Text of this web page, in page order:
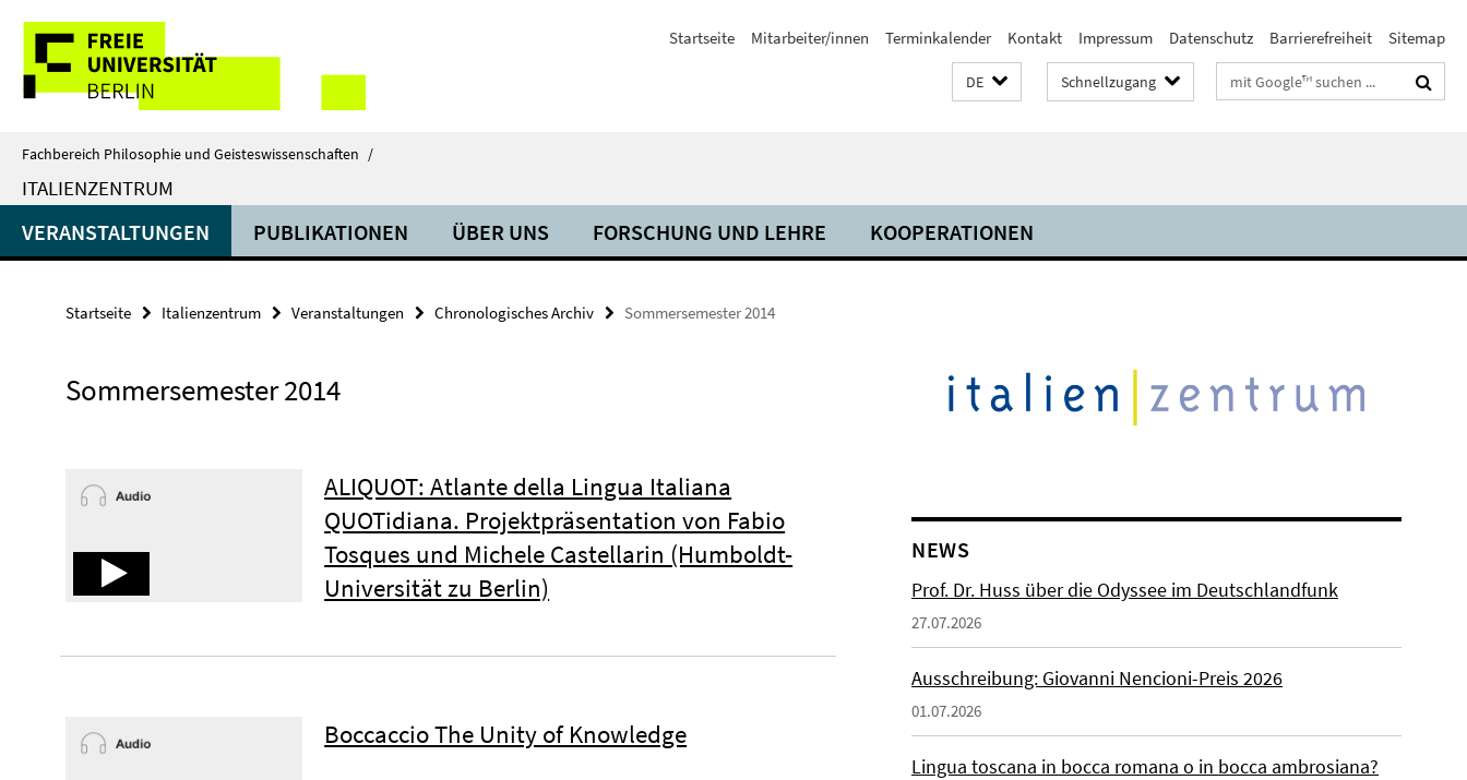
direkt
Inhalt
Service-
Navigation
Startseite Mitarbeiter/innen Terminkalender Kontakt Impressum Datenschutz Barrierefreiheit Sitemap
DE Schnellzugang Suchbegriffe
Fachbereich Philosophie und Geisteswissenschaften /
ITALIENZENTRUM
VERANSTALTUNGEN PUBLIKATIONEN ÜBER UNS FORSCHUNG UND LEHRE KOOPERATIONEN
Startseite Italienzentrum Veranstaltungen Chronologisches Archiv Sommersemester 2014
Sommersemester 2014
ALIQUOT: Atlante della Lingua Italiana
QUOTidiana. Projektpräsentation von Fabio
Tosques und Michele Castellarin (Humboldt-
Universität zu Berlin)
Boccaccio The Unity of Knowledge
NEWS
Prof. Dr. Huss über die Odyssee im Deutschlandfunk
27.07.2026
Ausschreibung: Giovanni Nencioni-Preis 2026
01.07.2026
Lingua toscana in bocca romana o in bocca ambrosiana?